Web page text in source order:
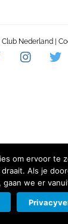
Club Nederland |
Facebook
om ervoor te
Als je
gaan we er